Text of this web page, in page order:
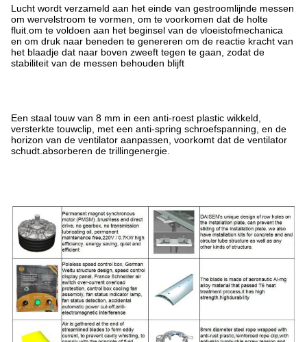
Lucht wordt verzameld aan het einde van gestroomlijnde messen
om wervelstroom te vormen, om te voorkomen dat de holte
fluit.om te voldoen aan het beginsel van de vloeistofmechanica
en om druk naar beneden te genereren om de reactie kracht van
het blaadje dat naar boven zweeft tegen te gaan, zodat de
stabiliteit van de messen behouden blijft
Een staal touw van 8 mm in een anti-roest plastic wikkeld,
versterkte touwclip, met een anti-spring schroefspanning, en de
horizon van de ventilator aanpassen, voorkomt dat de ventilator
schudt.absorberen de trillingenergie.